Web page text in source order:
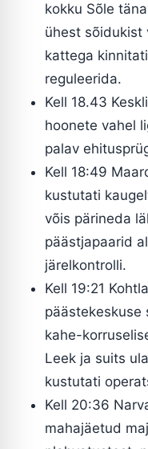
kokku Sõle
ühest sõidukist
kattega
reguleerida.
Kell 18.43
hoonete vahel
palav
Kell 18:49
kustutati
võis pärineda
päästjapaarid
järelkontrolli.
Kell 19:21
päästekeskuse
kahe-
Leek ja suits
kustutati
Kell 20:36
mahajäetud